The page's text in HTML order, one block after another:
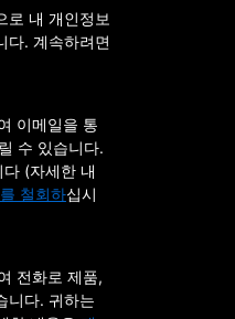
로 내 개인정보
다. 계속하려면
이메일을 통
수 있습니다.
(자세한 내
철회하십시
전화로 제품,
니다. 귀하는